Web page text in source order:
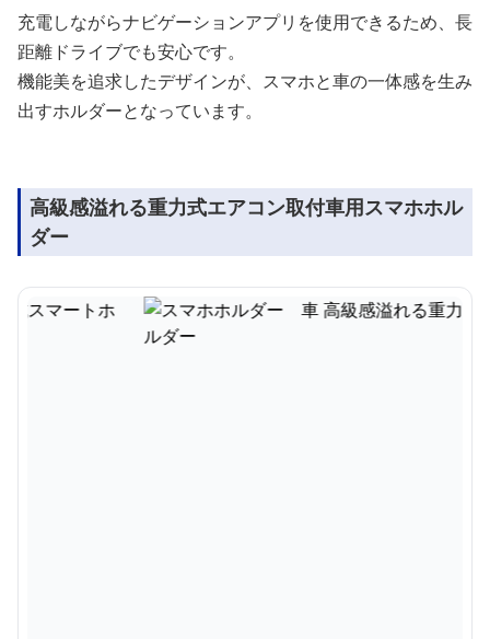
充電しながらナビゲーションアプリを使用できるため、長
距離ドライブでも安心です。
機能美を追求したデザインが、スマホと車の一体感を生み
出すホルダーとなっています。
高級感溢れる重力式エアコン取付車用スマホホル
ダー